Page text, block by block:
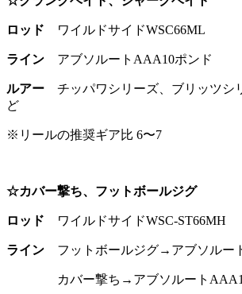
ロッド ワイルドサイドWSC66ML
ライン アブソルートAAA10ポンド
ルアー チッパワシリーズ、ブリッツシ
ど
※リールの推奨ギア比 6〜7
☆カバー撃ち、フットボールジグ
ロッド ワイルドサイドWSC-ST66MH
ライン フットボールジグ→アブソルー
カバー撃ち→アブソルート